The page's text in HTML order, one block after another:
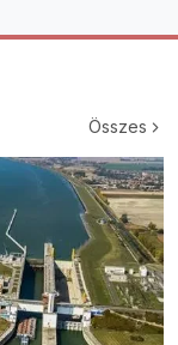
Összes